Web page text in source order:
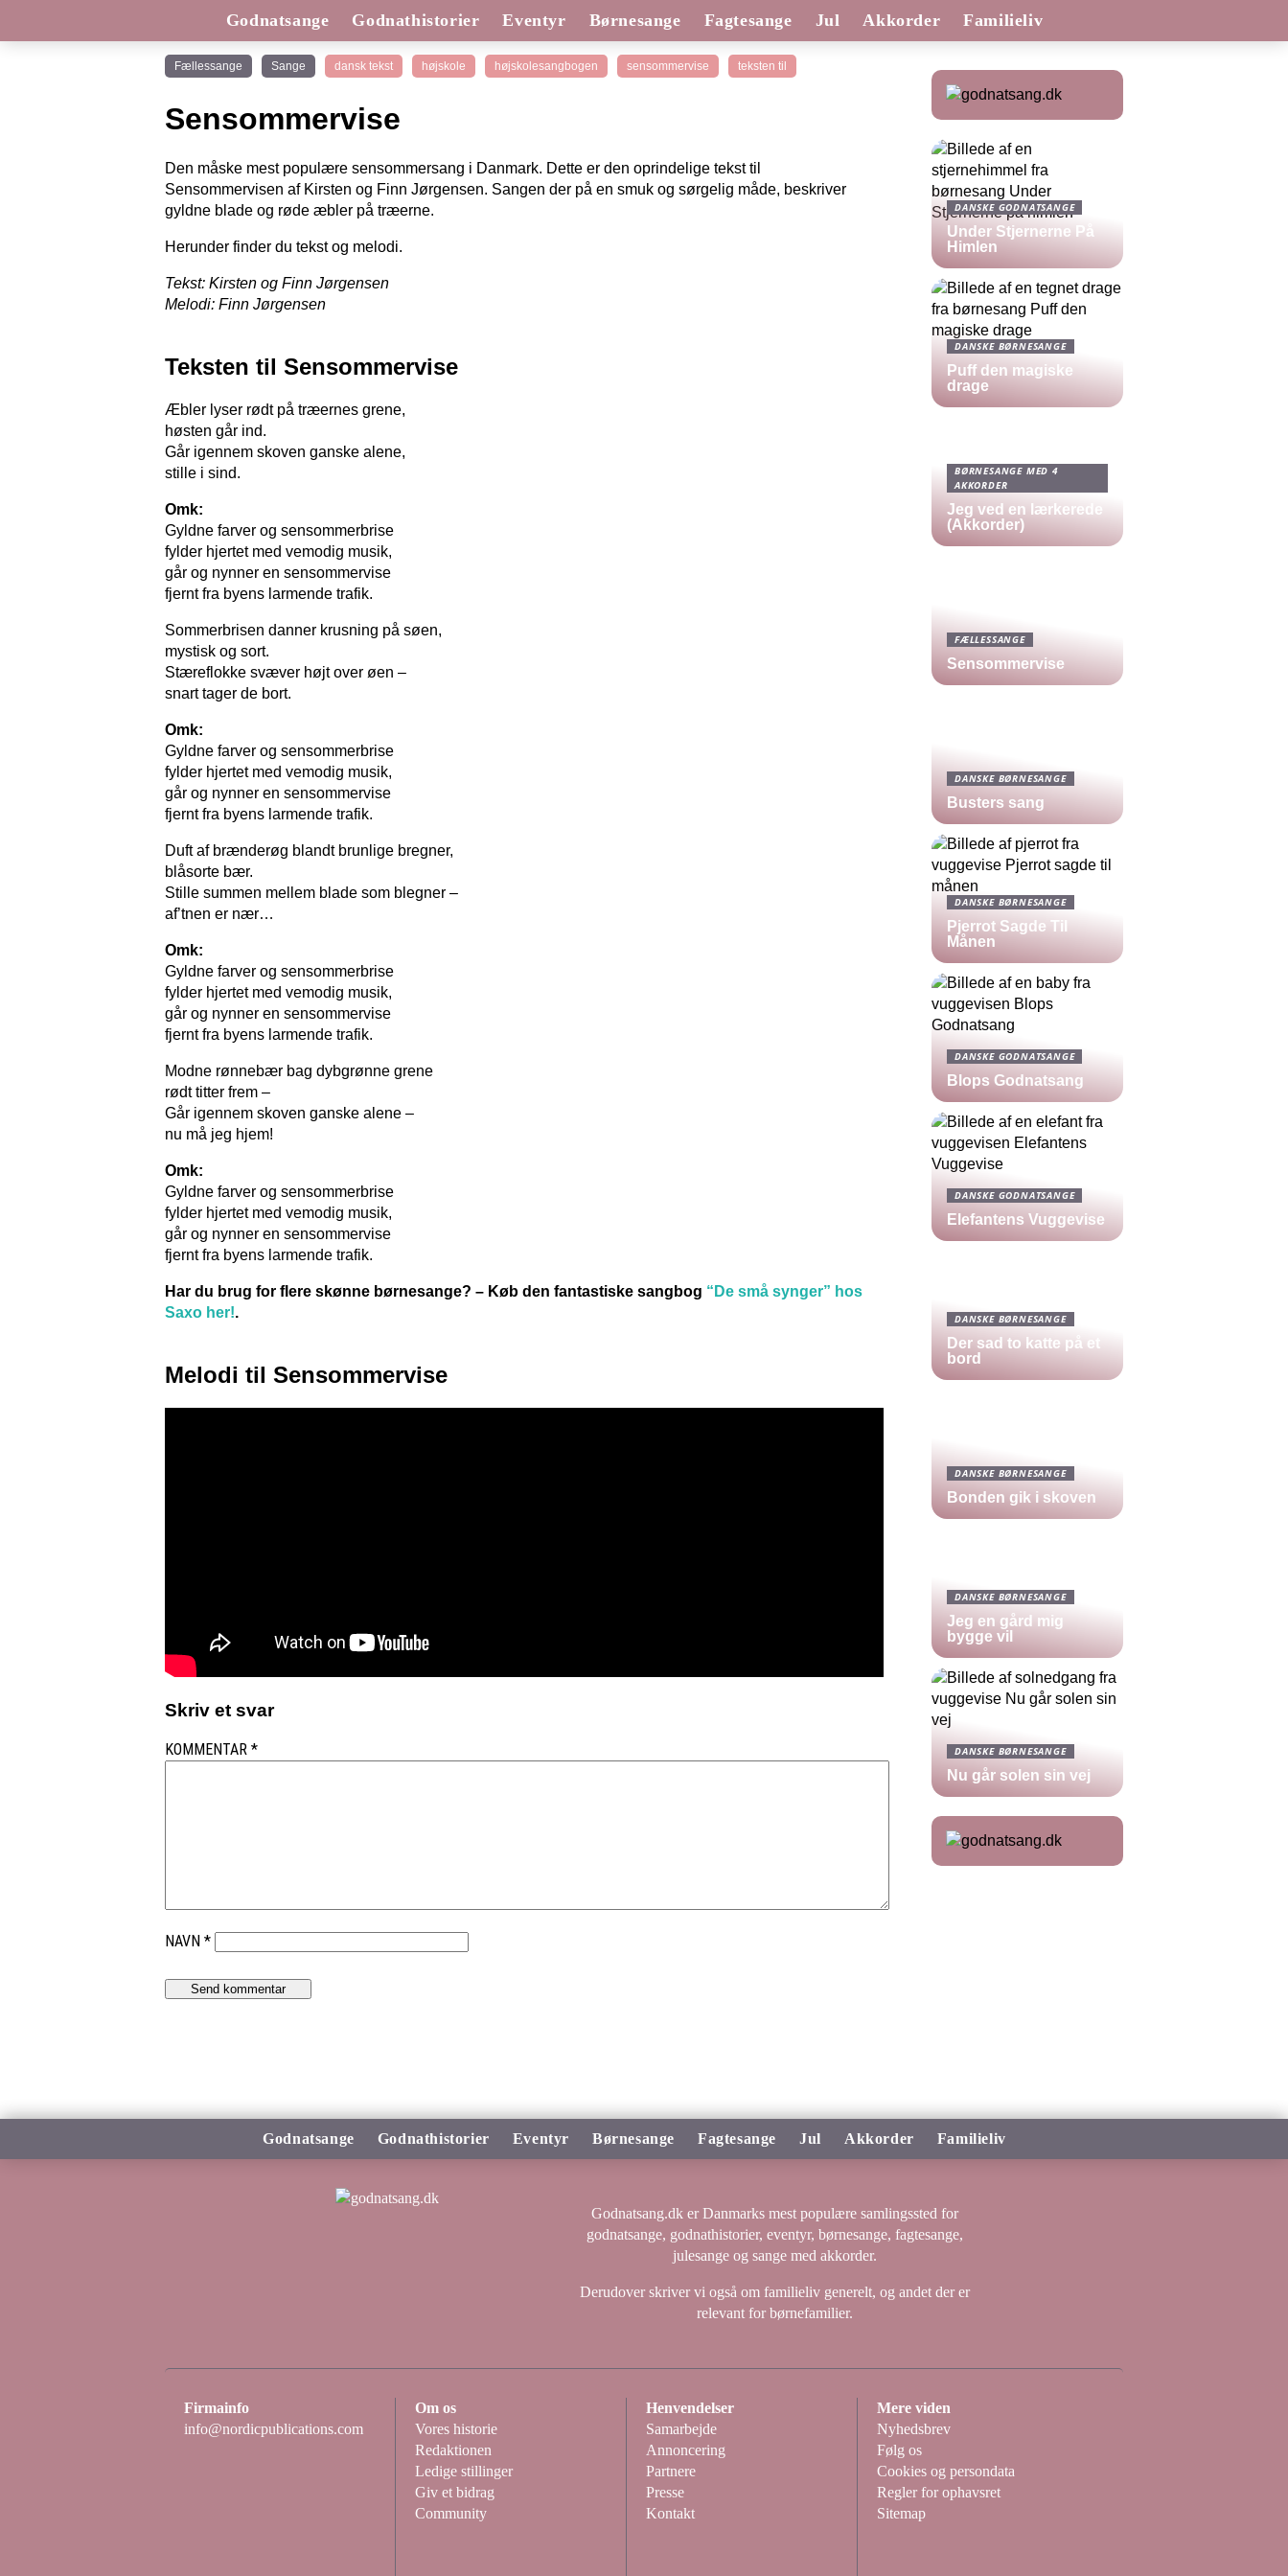
Godnatsange Godnathistorier Eventyr Børnesange Fagtesange Jul Akkorder Familieliv
Fællessange Sange dansk tekst højskole højskolesangbogen sensommervise teksten til
Sensommervise
Den måske mest populære sensommersang i Danmark. Dette er den oprindelige tekst til
Sensommervisen af Kirsten og Finn Jørgensen. Sangen der på en smuk og sørgelig måde, beskriver
gyldne blade og røde æbler på træerne.
Herunder finder du tekst og melodi.
Tekst: Kirsten og Finn Jørgensen
Melodi: Finn Jørgensen
Teksten til Sensommervise
Æbler lyser rødt på træernes grene,
høsten går ind.
Går igennem skoven ganske alene,
stille i sind.
Omk:
Gyldne farver og sensommerbrise
fylder hjertet med vemodig musik,
går og nynner en sensommervise
fjernt fra byens larmende trafik.
Sommerbrisen danner krusning på søen,
mystisk og sort.
Stæreflokke svæver højt over øen –
snart tager de bort.
Omk:
Gyldne farver og sensommerbrise
fylder hjertet med vemodig musik,
går og nynner en sensommervise
fjernt fra byens larmende trafik.
Duft af brænderøg blandt brunlige bregner,
blåsorte bær.
Stille summen mellem blade som blegner –
af’tnen er nær…
Omk:
Gyldne farver og sensommerbrise
fylder hjertet med vemodig musik,
går og nynner en sensommervise
fjernt fra byens larmende trafik.
Modne rønnebær bag dybgrønne grene
rødt titter frem –
Går igennem skoven ganske alene –
nu må jeg hjem!
Omk:
Gyldne farver og sensommerbrise
fylder hjertet med vemodig musik,
går og nynner en sensommervise
fjernt fra byens larmende trafik.
Har du brug for flere skønne børnesange? – Køb den fantastiske sangbog “De små synger” hos
Saxo her!.
Melodi til Sensommervise
Skriv et svar
KOMMENTAR *
NAVN *
DANSKE GODNATSANGE
Under Stjernerne På
Himlen
DANSKE BØRNESANGE
Puff den magiske
drage
BØRNESANGE MED 4
AKKORDER
Jeg ved en lærkerede
(Akkorder)
FÆLLESSANGE
Sensommervise
DANSKE BØRNESANGE
Busters sang
DANSKE BØRNESANGE
Pjerrot Sagde Til
Månen
DANSKE GODNATSANGE
Blops Godnatsang
DANSKE GODNATSANGE
Elefantens Vuggevise
DANSKE BØRNESANGE
Der sad to katte på et
bord
DANSKE BØRNESANGE
Bonden gik i skoven
DANSKE BØRNESANGE
Jeg en gård mig
bygge vil
DANSKE BØRNESANGE
Nu går solen sin vej
Godnatsange Godnathistorier Eventyr Børnesange Fagtesange Jul Akkorder Familieliv
Godnatsang.dk er Danmarks mest populære samlingssted for
godnatsange, godnathistorier, eventyr, børnesange, fagtesange,
julesange og sange med akkorder.
Derudover skriver vi også om familieliv generelt, og andet der er
relevant for børnefamilier.
Firmainfo
info@nordicpublications.com
Om os
Vores historie
Redaktionen
Ledige stillinger
Giv et bidrag
Community
Henvendelser
Samarbejde
Annoncering
Partnere
Presse
Kontakt
Mere viden
Nyhedsbrev
Følg os
Cookies og persondata
Regler for ophavsret
Sitemap